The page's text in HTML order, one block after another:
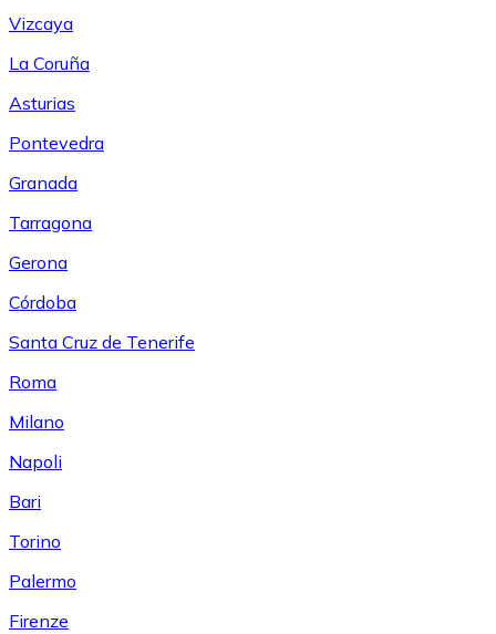
Vizcaya
La Coruña
Asturias
Pontevedra
Granada
Tarragona
Gerona
Córdoba
Santa Cruz de Tenerife
Roma
Milano
Napoli
Bari
Torino
Palermo
Firenze